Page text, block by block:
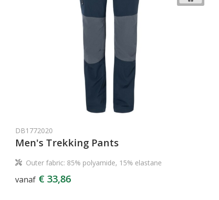
DB1772020
Men's Trekking Pants
Outer fabric: 85% polyamide, 15% elastane
vanaf € 33,86